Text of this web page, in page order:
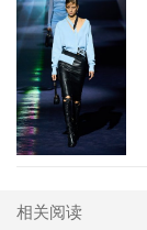
相关阅读